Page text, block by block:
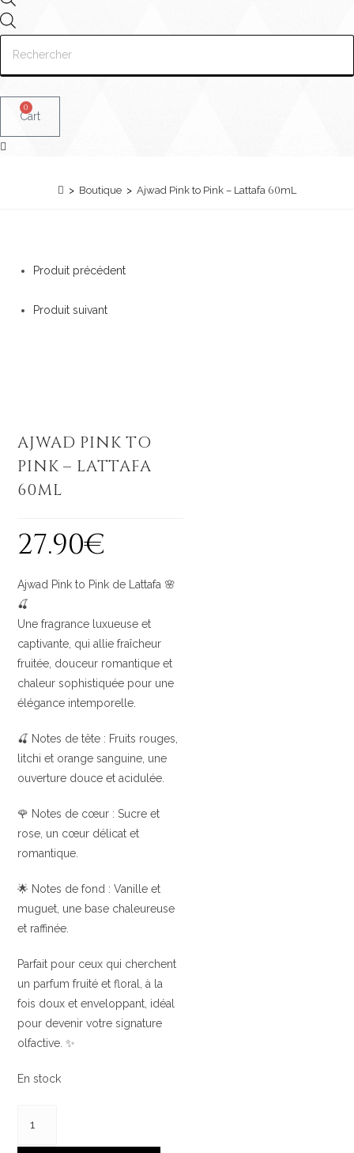
produits
0
Cart
> Boutique > Ajwad Pink to Pink – Lattafa 60mL
Produit précédent
Produit suivant
AJWAD PINK TO
PINK – LATTAFA
60ML
27.90€
Ajwad Pink to Pink de Lattafa 🌸
🍒
Une fragrance luxueuse et
captivante, qui allie fraîcheur
fruitée, douceur romantique et
chaleur sophistiquée pour une
élégance intemporelle.
🍒 Notes de tête : Fruits rouges,
litchi et orange sanguine, une
ouverture douce et acidulée.
🌹 Notes de cœur : Sucre et
rose, un cœur délicat et
romantique.
🌟 Notes de fond : Vanille et
muguet, une base chaleureuse
et raffinée.
Parfait pour ceux qui cherchent
un parfum fruité et floral, à la
fois doux et enveloppant, idéal
pour devenir votre signature
olfactive. ✨
En stock